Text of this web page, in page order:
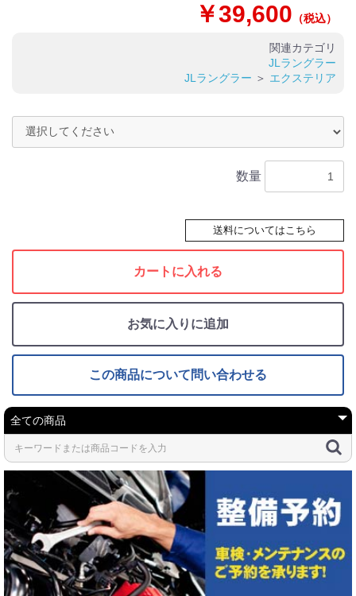
￥39,600 （税込）
関連カテゴリ
JLラングラー
JLラングラー ＞ エクステリア
数量
送料についてはこちら
カートに入れる
お気に入りに追加
この商品について問い合わせる